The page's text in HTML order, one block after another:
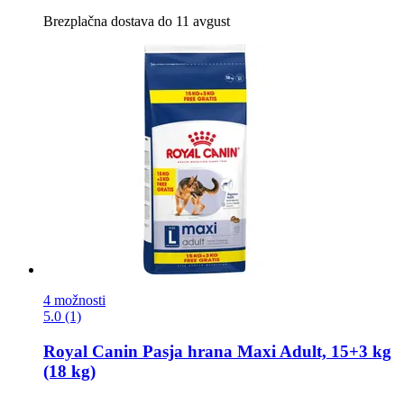
Brezplačna dostava do 11 avgust
4 možnosti
5.0 (1)
Royal Canin Pasja hrana Maxi Adult, 15+3 kg
(18 kg)